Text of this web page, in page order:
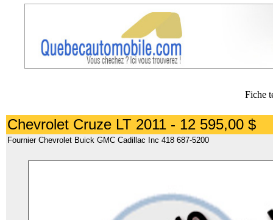
Fiche
Chevrolet Cruze LT 2011 - 12 595,00 $
Fournier Chevrolet Buick GMC Cadillac Inc 418 687-5200